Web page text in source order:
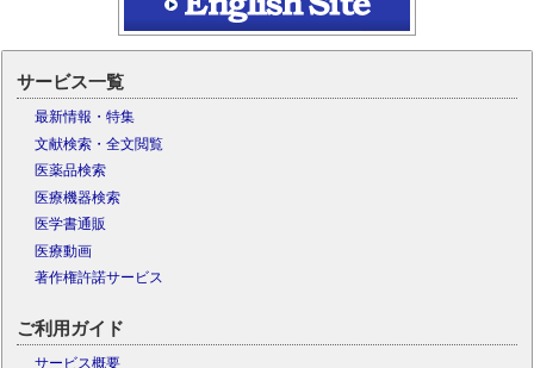
サービス一覧
最新情報・特集
文献検索・全文閲覧
医薬品検索
医療機器検索
医学書通販
医療動画
著作権許諾サービス
ご利用ガイド
サービス概要